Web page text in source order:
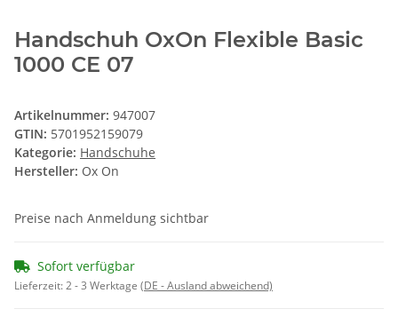
Handschuh OxOn Flexible Basic
1000 CE 07
Artikelnummer: 947007
GTIN: 5701952159079
Kategorie: Handschuhe
Hersteller: Ox On
Preise nach Anmeldung sichtbar
Sofort verfügbar
Lieferzeit:2 - 3 Werktage (DE - Ausland abweichend)